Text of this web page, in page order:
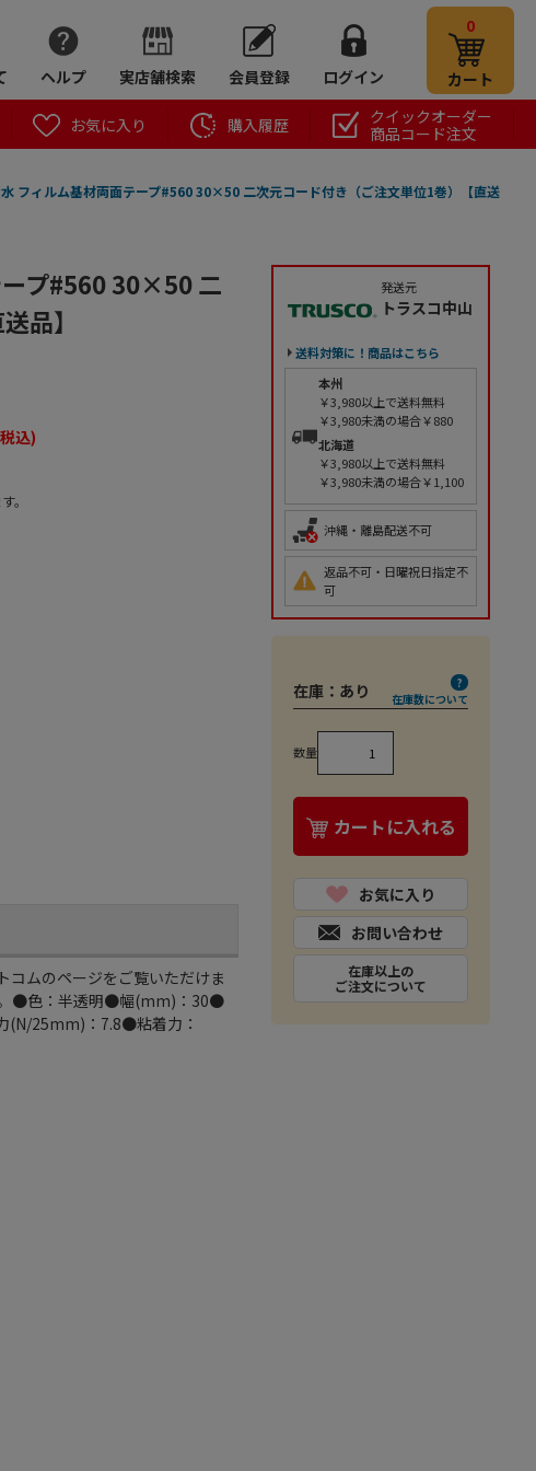
ヘルプ 実店舗検索 会員登録 ログイン
0
カート
お気に入り 購入履歴
クイックオーダー
商品コード注文
水 フィルム基材両面テープ#560 30×50 二次元コード付き（ご注文単位1巻）【直送
ープ#560 30×50 二
品】
込)
。
ムのページをご覧いただけま
。●色：半透明●幅(mm)：30●
25mm)：7.8●粘着力：
発送元
トラスコ中山
送料対策に！商品はこちら
本州
￥3,980以上で送料無料
￥3,980未満の場合￥880
北海道
￥3,980以上で送料無料
￥3,980未満の場合￥1,100
沖縄・離島配送不可
返品不可・日曜祝日指定不
可
在庫： あり 在庫数について
数量
カートに入れる
お気に入り
お問い合わせ
在庫以上の
ご注文について